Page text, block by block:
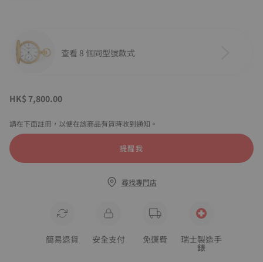
查看 8 個同型號款式
HK$ 7,800.00
請在下面註冊，以便在該商品有貨時收到通知。
提醒我
尋找專門店
簡易退貨 安全支付 免運費 瑞士製造手
錶